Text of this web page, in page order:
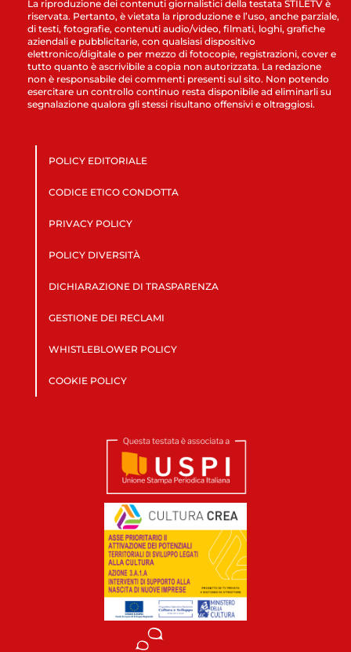
La riproduzione dei contenuti giornalistici della testata STILETV è
riservata. Pertanto, è vietata la riproduzione e l’uso, anche parziale,
di testi, fotografie, contenuti audio/video, filmati, loghi, grafiche
aziendali e pubblicitarie, con qualsiasi dispositivo
elettronico/digitale o per mezzo di fotocopie, registrazioni, cover e
tutto quanto è ascrivibile a copia non autorizzata. La redazione
non è responsabile dei commenti presenti sul sito. Non potendo
esercitare un controllo continuo resta disponibile ad eliminarli su
segnalazione qualora gli stessi risultano offensivi e oltraggiosi.
POLICY EDITORIALE
CODICE ETICO CONDOTTA
PRIVACY POLICY
POLICY DIVERSITÀ
DICHIARAZIONE DI TRASPARENZA
GESTIONE DEI RECLAMI
WHISTLEBLOWER POLICY
COOKIE POLICY